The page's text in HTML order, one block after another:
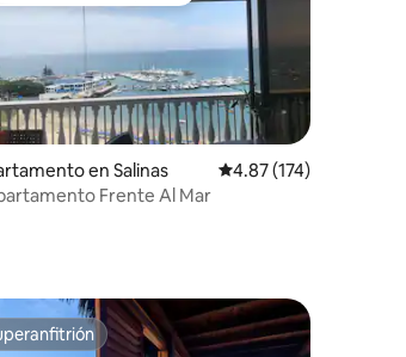
4.9 de 5, 110 reseñas
en Salinas Calificación promedio:
4.87 (174)
Frente Al Mar